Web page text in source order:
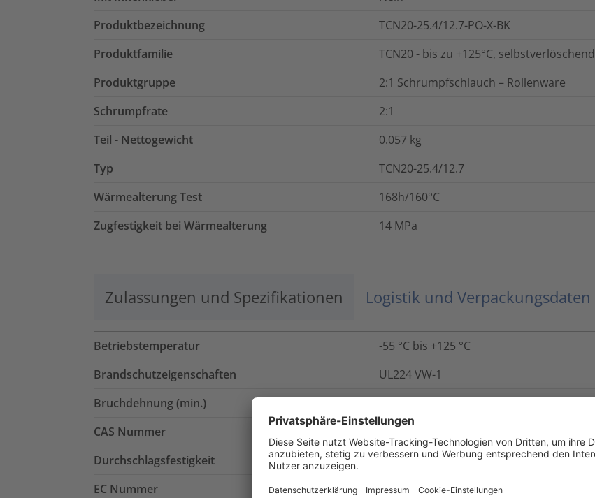
Produktbezeichnung
TCN20-25.4/12.7-PO-X-BK
Produktfamilie
TCN20 - bis zu +125°C, selbstverlöschend
Produktgruppe
2:1 Schrumpfschlauch – Rollenware
Schrumpfrate
2:1
Teil - Nettogewicht
0.057 kg
Typ
TCN20-25.4/12.7
Wärmealterung Test
168h/160°C
Zugfestigkeit bei Wärmealterung
14 MPa
Zulassungen und Spezifikationen Logistik und Verpackungsdaten
Betriebstemperatur
-55 °C bis +125 °C
Brandschutzeigenschaften
UL224 VW-1
Bruchdehnung (min.)
CAS Nummer
84852-53-9
Durchschlagsfestigkeit
20 kV/mm
EC Nummer
284-366-9